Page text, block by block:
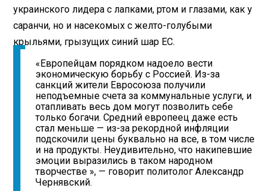
украинского лидера с лапками, ртом и глазами, как у
саранчи, но и насекомых с желто-голубыми
крыльями, грызущих синий шар ЕС.
«Европейцам порядком надоело вести
экономическую борьбу с Россией. Из-за
санкций жители Евросоюза получили
неподъемные счета за коммунальные услуги, и
отапливать весь дом могут позволить себе
только богачи. Средний европеец даже есть
стал меньше — из-за рекордной инфляции
подскочили цены буквально на все, в том числе
и на продукты. Неудивительно, что накипевшие
эмоции выразились в таком народном
творчестве », — говорит политолог Александр
Чернявский.